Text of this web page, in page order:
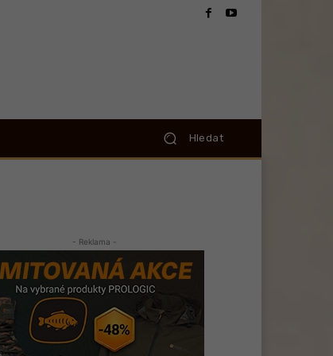
Hledat
- Reklama -